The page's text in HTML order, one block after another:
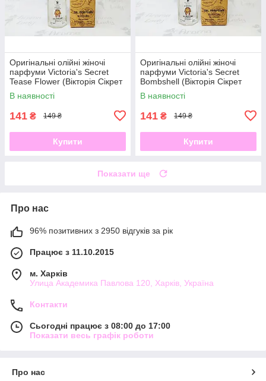
Оригінальні олійні жіночі
парфуми Victoria's Secret
Tease Flower (Вікторія Сікрет
Тіз Фловер) 12 мл
В наявності
141 ₴ 149 ₴
Купити
Оригінальні олійні жіночі
парфуми Victoria's Secret
Bombshell (Вікторія Сікрет
Бомбшелл) 12 мл
В наявності
141 ₴ 149 ₴
Купити
Показати ще
Про нас
96% позитивних з 2950 відгуків за рік
Працює з 11.10.2015
м. Харків
Улица Академика Павлова 120, Харків, Україна
Контакти
Сьогодні працює з 08:00 до 17:00
Показати весь графік роботи
Про нас